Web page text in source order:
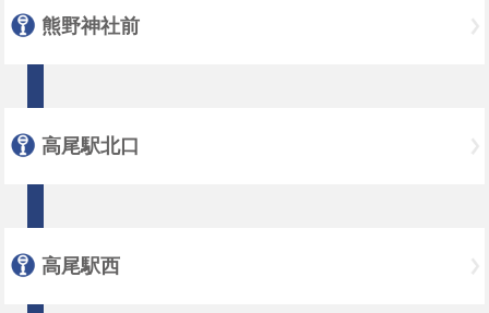
熊野神社前
高尾駅北口
高尾駅西